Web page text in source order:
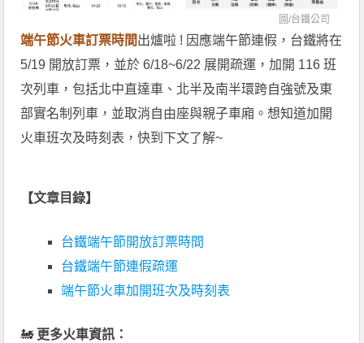
圖/台鐵公司
端午節火車訂票時間出爐啦 ! 因應端午節連假，台鐵將在
5/19 開放訂票，並於 6/18~6/22 展開疏運，加開 116 班
次列車，包括北中直達車、北半及南半環跨自強號及東
部實名制列車，並取消自由座與親子車廂。想知道加開
火車班次及時刻表，快到下文了解~
【文章目錄】
台鐵端午節開放訂票時間
台鐵端午節連假疏運
端午節火車加開班次及時刻表
🚂 更多火車資訊：